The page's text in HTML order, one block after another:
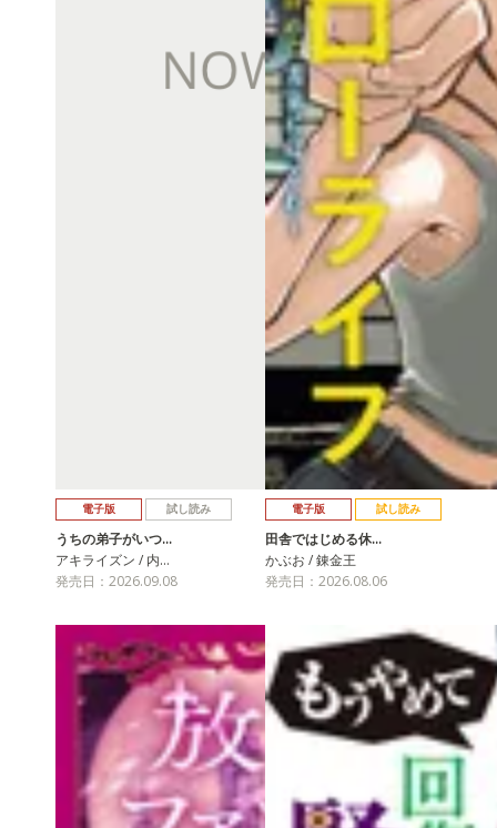
電子版 試し読み
うちの弟子がいつ…
アキライズン / 内…
発売日：2026.09.08
電子版 試し読み
田舎ではじめる休…
かぶお / 錬金王
発売日：2026.08.06